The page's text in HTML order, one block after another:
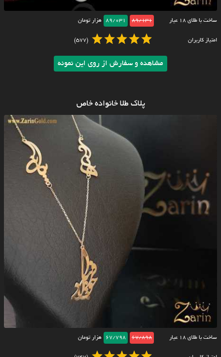
ساخت با طلای ۱۸ عیار 89/131
89/031 هزار تومان
امتیاز کاربران (577)
مشاهده و سفارش از روی این نمونه
پلاک طلا خانواده خاص
ساخت با طلای ۱۸ عیار 67/898
67/798 هزار تومان